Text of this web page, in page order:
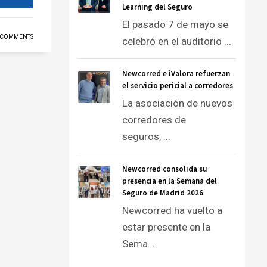
Learning del Seguro
El pasado 7 de mayo se
celebró en el auditorio ...
Newcorred e iValora refuerzan
el servicio pericial a corredores
La asociación de nuevos
corredores de
seguros, ...
Newcorred consolida su
presencia en la Semana del
Seguro de Madrid 2026
Newcorred ha vuelto a
estar presente en la
Sema...